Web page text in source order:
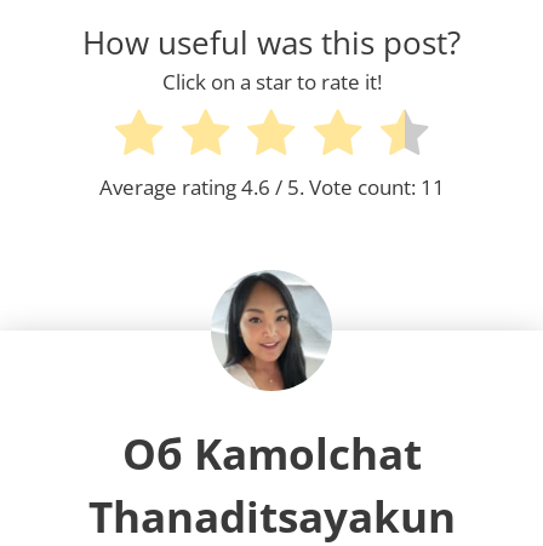
How useful was this post?
Click on a star to rate it!
Average rating4.6 / 5. Vote count: 11
Об Kamolchat
Thanaditsayakun